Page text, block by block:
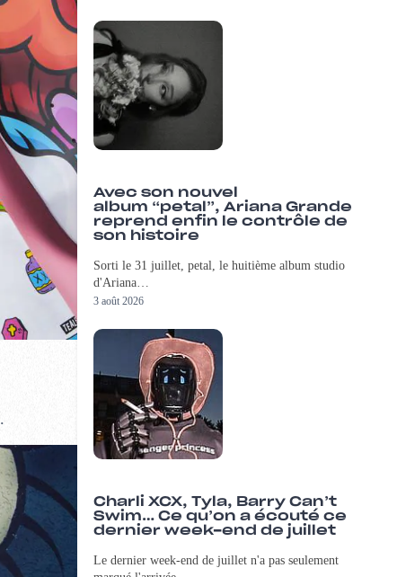
.
Avec son nouvel
album “petal”, Ariana Grande
reprend enfin le contrôle de
son histoire
Sorti le 31 juillet, petal, le huitième album studio
d'Ariana…
3 août 2026
Charli XCX, Tyla, Barry Can’t
Swim… Ce qu’on a écouté ce
dernier week-end de juillet
Le dernier week-end de juillet n'a pas seulement